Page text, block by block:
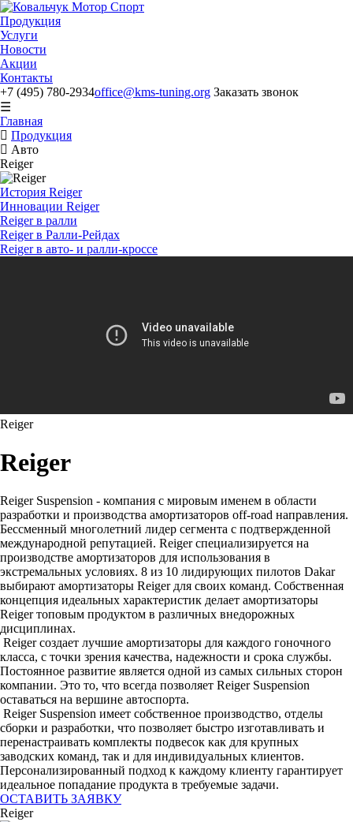
Продукция
Услуги
Новости
Акции
Контакты
+7 (495) 780-2934office@kms-tuning.org Заказать звонок
☰
Главная
Продукция
Авто
Reiger
История Reiger
Инновации Reiger
Reiger в ралли
Reiger в Ралли-Рейдах
Reiger в авто- и ралли-кроссе
Reiger
Reiger
Reiger Suspension - компания с мировым именем в области
разработки и производства амортизаторов off-road направления.
Бессменный многолетний лидер сегмента с подтвержденной
международной репутацией. Reiger специализируется на
производстве амортизаторов для использования в
экстремальных условиях. 8 из 10 лидирующих пилотов Dakar
выбирают амортизаторы Reiger для своих команд. Собственная
концепция идеальных характеристик делает амортизаторы
Reiger топовым продуктом в различных внедорожных
дисциплинах.
Reiger создает лучшие амортизаторы для каждого гоночного
класса, с точки зрения качества, надежности и срока службы.
Постоянное развитие является одной из самых сильных сторон
компании. Это то, что всегда позволяет Reiger Suspension
оставаться на вершине автоспорта.
Reiger Suspension имеет собственное производство, отделы
сборки и разработки, что позволяет быстро изготавливать и
перенастраивать комплекты подвесок как для крупных
заводских команд, так и для индивидуальных клиентов.
Персонализированный подход к каждому клиенту гарантирует
идеальное попадание продукта в требуемые задачи.
ОСТАВИТЬ ЗАЯВКУ
Reiger